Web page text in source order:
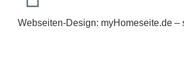
Webseiten-Design: myHomeseite.de –